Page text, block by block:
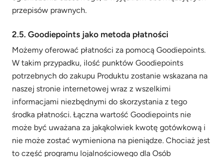
przepisów prawnych.
2.5. Goodiepoints jako metoda płatności
Możemy oferować płatności za pomocą Goodiepoints.
W takim przypadku, ilość punktów Goodiepoints
potrzebnych do zakupu Produktu zostanie wskazana na
naszej stronie internetowej wraz z wszelkimi
informacjami niezbędnymi do skorzystania z tego
środka płatności. Łączna wartość Goodiepoints nie
może być uważana za jakąkolwiek kwotę gotówkową i
nie może zostać wymieniona na pieniądze. Chociaż jest
to część programu lojalnościowego dla Osób